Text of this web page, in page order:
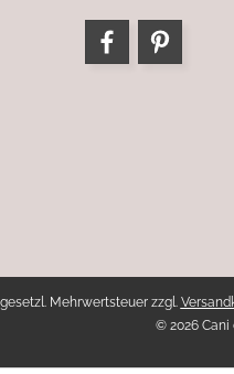
Mehrwertsteuer zzgl.
© 2026 Cani